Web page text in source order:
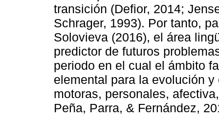
transición (Defior, 2014;
Schrager, 1993). Por tanto,
Solovieva (2016), el área
predictor de futuros
periodo en el cual el ámbito
elemental para la evolución
motoras, personales,
Peña, Parra, & Fernández,